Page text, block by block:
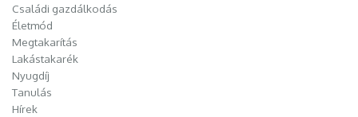
Családi gazdálkodás
Életmód
Megtakarítás
Lakástakarék
Nyugdíj
Tanulás
Hírek